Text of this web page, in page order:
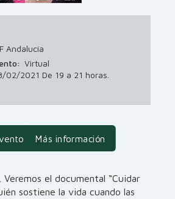
Andalucía
Virtual
02/2021 De 19 a 21 horas.
Más información
Veremos el documental “Cuidar
sostiene la vida cuando las